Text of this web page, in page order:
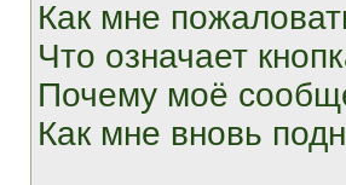
Как мне
Что означает
Почему моё
Как мне вновь